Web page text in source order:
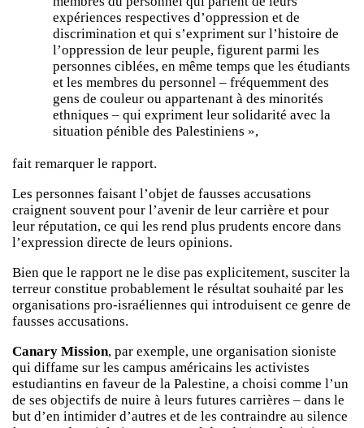
expériences respectives d’oppression et de
discrimination et qui s’expriment sur l’histoire de
l’oppression de leur peuple, figurent parmi les
personnes ciblées, en même temps que les étudiants
et les membres du personnel – fréquemment des
gens de couleur ou appartenant à des minorités
ethniques – qui expriment leur solidarité avec la
situation pénible des Palestiniens »,
fait remarquer le rapport.
Les personnes faisant l’objet de fausses accusations
craignent souvent pour l’avenir de leur carrière et pour
leur réputation, ce qui les rend plus prudents encore dans
l’expression directe de leurs opinions.
Bien que le rapport ne le dise pas explicitement, susciter la
terreur constitue probablement le résultat souhaité par les
organisations pro-israéliennes qui introduisent ce genre de
fausses accusations.
Canary Mission, par exemple, une organisation sioniste
qui diffame sur les campus américains les activistes
estudiantins en faveur de la Palestine, a choisi comme l’un
de ses objectifs de nuire à leurs futures carrières – dans le
but d’en intimider d’autres et de les contraindre au silence